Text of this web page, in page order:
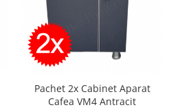
Pachet 2x Cabinet Aparat
Cafea VM4 Antracit